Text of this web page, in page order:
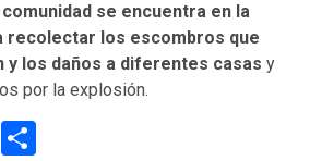
comunidad se encuentra en la
recolectar los escombros que
y los daños a diferentes casas y
por la explosión.
WhatsApp